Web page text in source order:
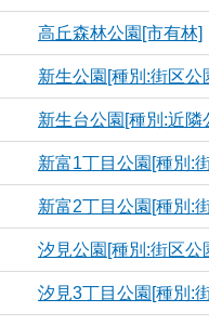
高丘森林公園[市有林]
新生公園[種別:街区公
新生台公園[種別:近隣
新富1丁目公園[種別:
新富2丁目公園[種別:
汐見公園[種別:街区公
汐見3丁目公園[種別: